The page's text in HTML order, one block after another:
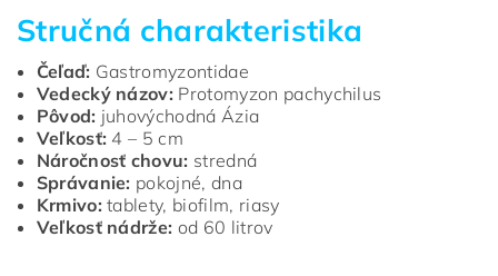
Stručná charakteristika
Čeľaď: Gastromyzontidae
Vedecký názov: Protomyzon pachychilus
Pôvod: juhovýchodná Ázia
Veľkosť: 4 – 5 cm
Náročnosť chovu: stredná
Správanie: pokojné, dna
Krmivo: tablety, biofilm, riasy
Veľkosť nádrže: od 60 litrov